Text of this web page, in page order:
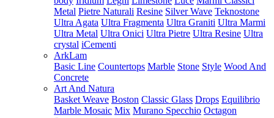
Metal Pietre Naturali Resine Silver Wave Teknostone
Ultra Agata Ultra Fragmenta Ultra Graniti Ultra Marmi
Ultra Metal Ultra Onici Ultra Pietre Ultra Resine Ultra
crystal iCementi
ArkLam
Basic Line Countertops Marble Stone Style Wood And
Concrete
Art And Natura
Basket Weave Boston Classic Glass Drops Equilibrio
Marble Mosaic Mix Murano Specchio Octagon